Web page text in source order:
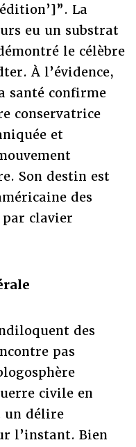
La
eu un substrat
le célèbre
À l’évidence,
santé confirme
conservatrice
et
Son destin est
des
par clavier
des
pas
civile en
un délire
l’instant. Bien